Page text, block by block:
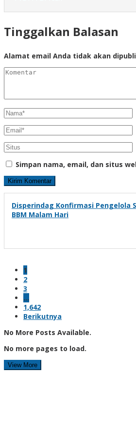
Tinggalkan Balasan
Alamat email Anda tidak akan
Simpan nama, email, dan situs
Disperindag Konfirmasi Pengelola
BBM Malam Hari
1
2
3
…
1,642
Berikutnya
No More Posts Available.
No more pages to load.
View More